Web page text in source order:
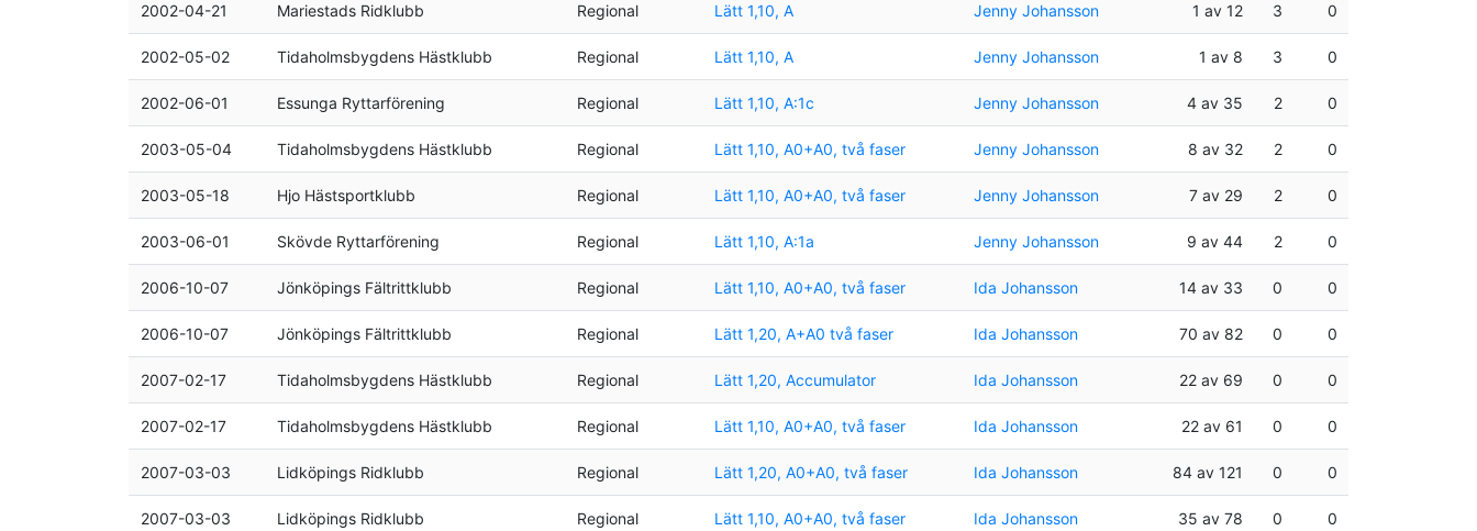
2002-04-21 Mariestads Ridklubb Regional Lätt 1,10, A Jenny Johansson 1 av 12 3 0
2002-05-02 Tidaholmsbygdens Hästklubb Regional Lätt 1,10, A Jenny Johansson 1 av 8 3 0
2002-06-01 Essunga Ryttarförening Regional Lätt 1,10, A:1c Jenny Johansson 4 av 35 2 0
2003-05-04 Tidaholmsbygdens Hästklubb Regional Lätt 1,10, A0+A0, två faser Jenny Johansson 8 av 32 2 0
2003-05-18 Hjo Hästsportklubb Regional Lätt 1,10, A0+A0, två faser Jenny Johansson 7 av 29 2 0
2003-06-01 Skövde Ryttarförening Regional Lätt 1,10, A:1a Jenny Johansson 9 av 44 2 0
2006-10-07 Jönköpings Fältrittklubb Regional Lätt 1,10, A0+A0, två faser Ida Johansson 14 av 33 0 0
2006-10-07 Jönköpings Fältrittklubb Regional Lätt 1,20, A+A0 två faser Ida Johansson 70 av 82 0 0
2007-02-17 Tidaholmsbygdens Hästklubb Regional Lätt 1,20, Accumulator Ida Johansson 22 av 69 0 0
2007-02-17 Tidaholmsbygdens Hästklubb Regional Lätt 1,10, A0+A0, två faser Ida Johansson 22 av 61 0 0
2007-03-03 Lidköpings Ridklubb Regional Lätt 1,20, A0+A0, två faser Ida Johansson 84 av 121 0 0
2007-03-03 Lidköpings Ridklubb Regional Lätt 1,10, A0+A0, två faser Ida Johansson 35 av 78 0 0